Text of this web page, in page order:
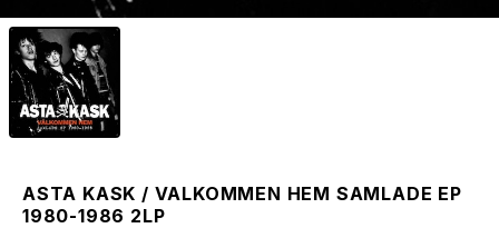
ASTA KASK / VALKOMMEN HEM SAMLADE EP
1980-1986 2LP